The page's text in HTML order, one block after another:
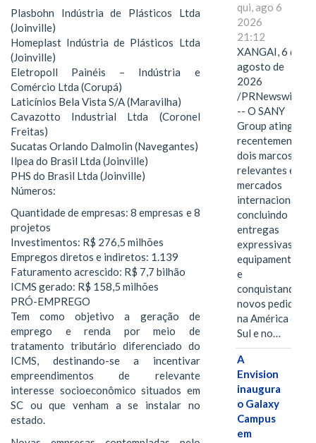
Plasbohn Indústria de Plásticos Ltda
(Joinville)
Homeplast Indústria de Plásticos Ltda
(Joinville)
Eletropoll Painéis – Indústria e
Comércio Ltda (Corupá)
Laticínios Bela Vista S/A (Maravilha)
Cavazotto Industrial Ltda (Coronel
Freitas)
Sucatas Orlando Dalmolin (Navegantes)
Ilpea do Brasil Ltda (Joinville)
PHS do Brasil Ltda (Joinville)
Números:
Quantidade de empresas: 8 empresas e 8
projetos
Investimentos: R$ 276,5 milhões
Empregos diretos e indiretos: 1.139
Faturamento acrescido: R$ 7,7 bilhão
ICMS gerado: R$ 158,5 milhões
PRÓ-EMPREGO
Tem como objetivo a geração de
emprego e renda por meio de
tratamento tributário diferenciado do
ICMS, destinando-se a incentivar
empreendimentos de relevante
interesse socioeconômico situados em
SC ou que venham a se instalar no
estado.
qui, ago 6
2026
21:12
XANGAI, 6 de
agosto de
2026
/PRNewswire/
-- O SANY
Group atingiu
recentemente
dois marcos
relevantes em
mercados
internacionais,
concluindo
entregas
expressivas de
equipamentos
e
conquistando
novos pedidos
na América do
Sul e no…
A
Envision
inaugura
o Galaxy
Campus
em